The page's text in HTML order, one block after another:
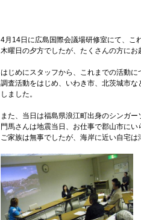
4月14日に広島国際会議場研修室にて、こ
木曜日の夕方でしたが、たくさんの方にお
はじめにスタッフから、これまでの活動に
調査活動をはじめ、いわき市、北茨城市
しました。
また、当日は福島県浪江町出身のシンガー
門馬さんは地震当日、お仕事で郡山市に
ご家族は無事でしたが、海岸に近い自宅